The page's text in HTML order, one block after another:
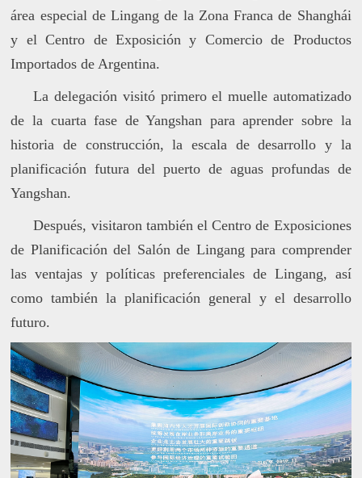
área especial de Lingang de la Zona Franca de Shanghái
y el Centro de Exposición y Comercio de Productos
Importados de Argentina.
La delegación visitó primero el muelle automatizado
de la cuarta fase de Yangshan para aprender sobre la
historia de construcción, la escala de desarrollo y la
planificación futura del puerto de aguas profundas de
Yangshan.
Después, visitaron también el Centro de Exposiciones
de Planificación del Salón de Lingang para comprender
las ventajas y políticas preferenciales de Lingang, así
como también la planificación general y el desarrollo
futuro.